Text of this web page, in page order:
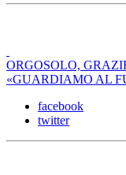
ORGOSOLO,
«GUARDIAMO AL
facebook
twitter